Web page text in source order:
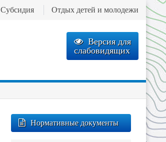
Версия для
слабовидящих
Субсидия Отдых детей и молодежи
Нормативные документы